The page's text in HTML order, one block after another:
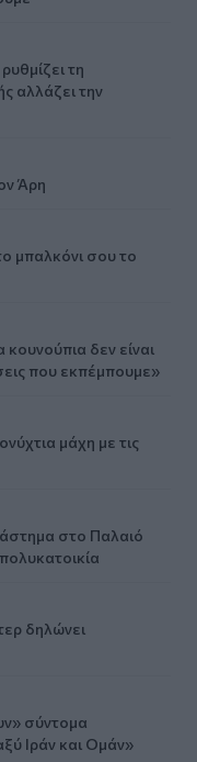
τη
αλλάζει την
Άρη
μπαλκόνι σου το
δεν είναι
που εκπέμπουμε»
μάχη με τις
στο Παλαιό
δηλώνει
σύντομα
Ιράν και Ομάν»